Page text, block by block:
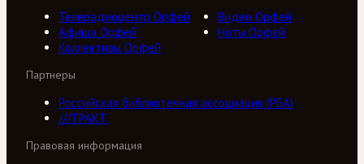
Телерадиоцентр Орфей
Видео Орфей
Афиша Орфей
Ноты Орфей
Коллективы Орфей
Партнеры
Российская библиотечная ассоциация (РБА)
///ТРАКТ
Правовая информация